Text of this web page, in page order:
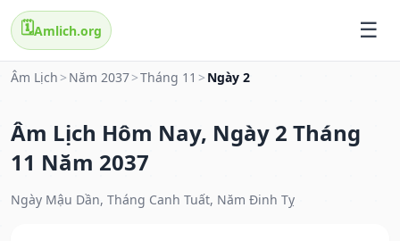
🗓️Amlich.org
Âm Lịch > Năm 2037>Tháng 11 > Ngày 2
Âm Lịch Hôm Nay, Ngày 2 Tháng
11 Năm 2037
Ngày Mậu Dần, Tháng Canh Tuất, Năm Đinh Tỵ